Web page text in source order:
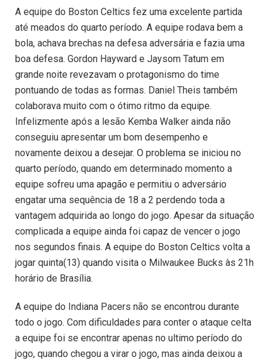
A equipe do Boston Celtics fez uma excelente partida
até meados do quarto período. A equipe rodava bem a
bola, achava brechas na defesa adversária e fazia uma
boa defesa. Gordon Hayward e Jaysom Tatum em
grande noite revezavam o protagonismo do time
pontuando de todas as formas. Daniel Theis também
colaborava muito com o ótimo ritmo da equipe.
Infelizmente após a lesão Kemba Walker ainda não
conseguiu apresentar um bom desempenho e
novamente deixou a desejar. O problema se iniciou no
quarto período, quando em determinado momento a
equipe sofreu uma apagão e permitiu o adversário
engatar uma sequência de 18 a 2 perdendo toda a
vantagem adquirida ao longo do jogo. Apesar da situação
complicada a equipe ainda foi capaz de vencer o jogo
nos segundos finais. A equipe do Boston Celtics volta a
jogar quinta(13) quando visita o Milwaukee Bucks às 21h
horário de Brasília.
A equipe do Indiana Pacers não se encontrou durante
todo o jogo. Com dificuldades para conter o ataque celta
a equipe foi se encontrar apenas no ultimo período do
jogo, quando chegou a virar o jogo, mas ainda deixou a